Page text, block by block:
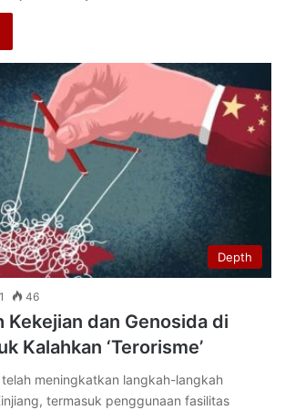
Depth
46
Kekejian dan Genosida di
Kalahkan ‘Terorisme’
meningkatkan langkah-langkah
termasuk penggunaan fasilitas